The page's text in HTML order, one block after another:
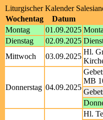
Liturgischer Kalender
Wochentag
Datum
Montag
01.09.2025
Dienstag
02.09.2025
Mittwoch
03.09.2025
Hl.
Donnerstag 04.09.2025
MB
Hl.